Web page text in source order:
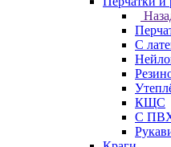
С
КЩС
С